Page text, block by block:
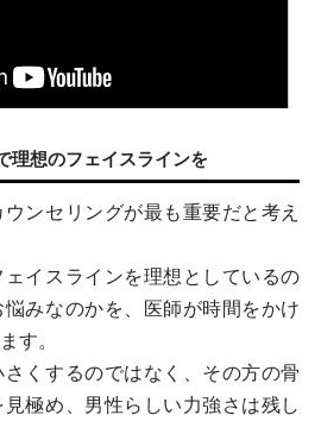
理想のフェイスラインを
ンセリングが最も重要だと考え
イスラインを理想としているの
みなのかを、医師が時間をかけ
す。
くするのではなく、その方の骨
極め、男性らしい力強さは残し